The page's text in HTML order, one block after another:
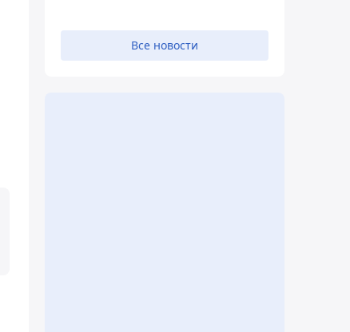
Все новости